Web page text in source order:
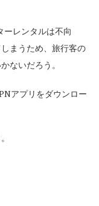
レンタルは不向
まうため、旅行客の
ないだろう。
アプリをダウンロー